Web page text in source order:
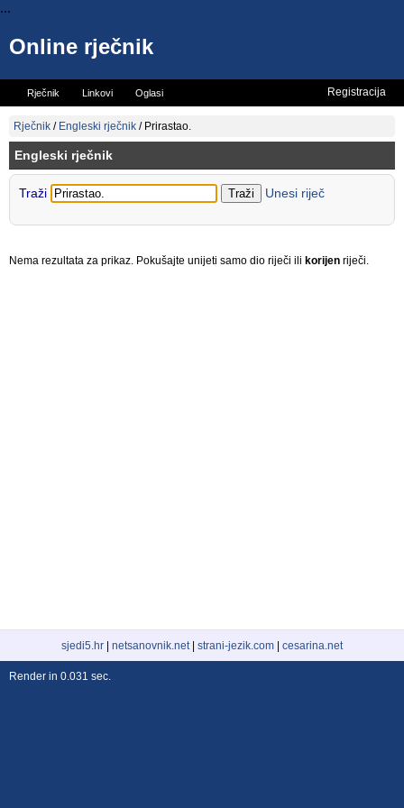
...
Online rječnik
Rječnik Linkovi Oglasi
Vicevi Mini rječnik
Registracija
Rječnik / Engleski rječnik / Prirastao.
Engleski rječnik
Traži Unesi riječ
Nema rezultata za prikaz. Pokušajte unijeti samo dio riječi ili korijen riječi.
sjedi5.hr netsanovnik.net| strani-jezik.com cesarina.net
Render in 0.031 sec.